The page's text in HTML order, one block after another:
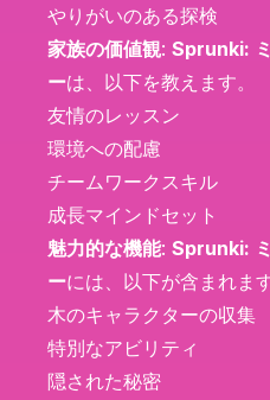
やりがいのある探検
家族の価値観: Sprunki:
ーは、以下を教えます。
友情のレッスン
環境への配慮
チームワークスキル
成長マインドセット
魅力的な機能: Sprunki:
ーには、以下が含まれます
木のキャラクターの収集
特別なアビリティ
隠された秘密